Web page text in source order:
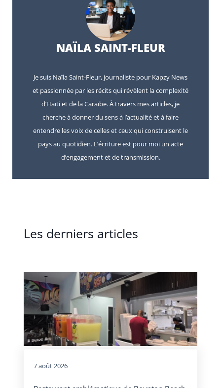
NAÏLA SAINT-FLEUR
Je suis Naïla Saint-Fleur, journaliste pour Kapzy News
et passionnée par les récits qui révèlent la complexité
d’Haïti et de la Caraïbe. À travers mes articles, je
cherche à donner du sens à l’actualité et à faire
entendre les voix de celles et ceux qui construisent le
pays au quotidien. L’écriture est pour moi un acte
d’engagement et de transmission.
Les derniers articles
7 août 2026